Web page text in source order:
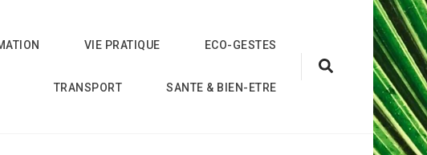
VIE PRATIQUE ECO-GESTES
TRANSPORT SANTE & BIEN-ETRE